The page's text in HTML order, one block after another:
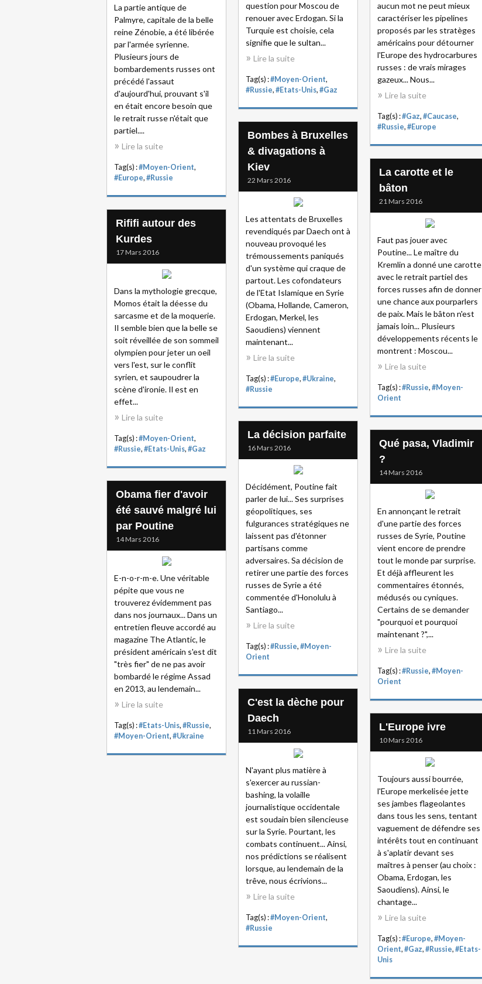
question pour Moscou de
renouer avec Erdogan. Si la
Turquie est choisie, cela
signifie que le sultan...
Lire la suite
Tag(s) :#Moyen-Orient,
#Russie, #Etats-Unis, #Gaz
aucun mot ne peut mieux
caractériser les pipelines
proposés par les stratèges
américains pour détourner
l'Europe des hydrocarbures
russes : de vrais mirages
gazeux... Nous...
Lire la suite
Tag(s) :#Gaz, #Caucase,
#Russie, #Europe
La partie antique de
Palmyre, capitale de la belle
reine Zénobie, a été libérée
par l'armée syrienne.
Plusieurs jours de
bombardements russes ont
précédé l'assaut
d'aujourd'hui, prouvant s'il
en était encore besoin que
le retrait russe n'était que
partiel....
Lire la suite
Tag(s) :#Moyen-Orient,
#Europe, #Russie
Bombes à Bruxelles
& divagations à
Kiev
22 Mars 2016
Les attentats de Bruxelles
revendiqués par Daech ont à
nouveau provoqué les
trémoussements paniqués
d'un système qui craque de
partout. Les cofondateurs
de l'Etat Islamique en Syrie
(Obama, Hollande, Cameron,
Erdogan, Merkel, les
Saoudiens) viennent
maintenant...
Lire la suite
Tag(s) :#Europe, #Ukraine,
#Russie
La carotte et le
bâton
21 Mars 2016
Faut pas jouer avec
Poutine... Le maître du
Kremlin a donné une carotte
avec le retrait partiel des
forces russes afin de donner
une chance aux pourparlers
de paix. Mais le bâton n'est
jamais loin... Plusieurs
développements récents le
montrent : Moscou...
Lire la suite
Tag(s) :#Russie, #Moyen-
Orient
Rififi autour des
Kurdes
17 Mars 2016
Dans la mythologie grecque,
Momos était la déesse du
sarcasme et de la moquerie.
Il semble bien que la belle se
soit réveillée de son sommeil
olympien pour jeter un oeil
vers l'est, sur le conflit
syrien, et saupoudrer la
scène d'ironie. Il est en
effet...
Lire la suite
Tag(s) :#Moyen-Orient,
#Russie, #Etats-Unis, #Gaz
La décision parfaite
16 Mars 2016
Décidément, Poutine fait
parler de lui... Ses surprises
géopolitiques, ses
fulgurances stratégiques ne
laissent pas d'étonner
partisans comme
adversaires. Sa décision de
retirer une partie des forces
russes de Syrie a été
commentée d'Honolulu à
Santiago...
Lire la suite
Tag(s) :#Russie, #Moyen-
Orient
Qué pasa, Vladimir
?
14 Mars 2016
En annonçant le retrait
d'une partie des forces
russes de Syrie, Poutine
vient encore de prendre
tout le monde par surprise.
Et déjà affleurent les
commentaires étonnés,
médusés ou cyniques.
Certains de se demander
"pourquoi et pourquoi
maintenant ?",...
Lire la suite
Tag(s) :#Russie, #Moyen-
Orient
Obama fier d'avoir
été sauvé malgré lui
par Poutine
14 Mars 2016
E-n-o-r-m-e. Une véritable
pépite que vous ne
trouverez évidemment pas
dans nos journaux... Dans un
entretien fleuve accordé au
magazine The Atlantic, le
président américain s'est dit
"très fier" de ne pas avoir
bombardé le régime Assad
en 2013, au lendemain...
Lire la suite
Tag(s) :#Etats-Unis, #Russie,
#Moyen-Orient, #Ukraine
C'est la dèche pour
Daech
11 Mars 2016
N'ayant plus matière à
s'exercer au russian-
bashing, la volaille
journalistique occidentale
est soudain bien silencieuse
sur la Syrie. Pourtant, les
combats continuent... Ainsi,
nos prédictions se réalisent
lorsque, au lendemain de la
trêve, nous écrivions...
Lire la suite
Tag(s) :#Moyen-Orient,
#Russie
L'Europe ivre
10 Mars 2016
Toujours aussi bourrée,
l'Europe merkelisée jette
ses jambes flageolantes
dans tous les sens, tentant
vaguement de défendre ses
intérêts tout en continuant
à s'aplatir devant ses
maîtres à penser (au choix :
Obama, Erdogan, les
Saoudiens). Ainsi, le
chantage...
Lire la suite
Tag(s) :#Europe, #Moyen-
Orient, #Gaz, #Russie, #Etats-
Unis